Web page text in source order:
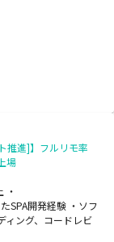
推進]】フルリモ率
場
・
SPA開発経験 ・ソフ
ィング、コードレビ